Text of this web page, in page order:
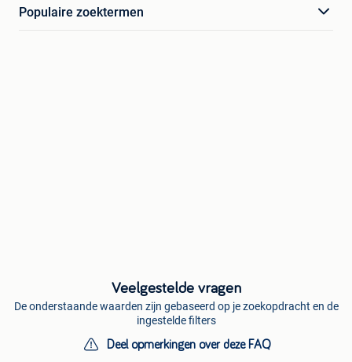
Populaire zoektermen
Veelgestelde vragen
De onderstaande waarden zijn gebaseerd op je zoekopdracht en de
ingestelde filters
Deel opmerkingen over deze FAQ